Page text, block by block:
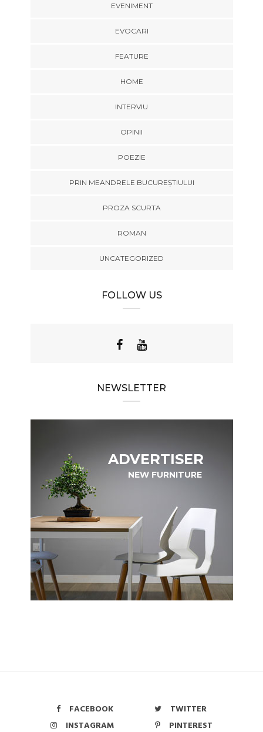
EVENIMENT
EVOCARI
FEATURE
HOME
INTERVIU
OPINII
POEZIE
PRIN MEANDRELE BUCUREȘTIULUI
PROZA SCURTA
ROMAN
UNCATEGORIZED
FOLLOW US
NEWSLETTER
ADVERTISER
NEW FURNITURE
FACEBOOK
TWITTER
INSTAGRAM
PINTEREST